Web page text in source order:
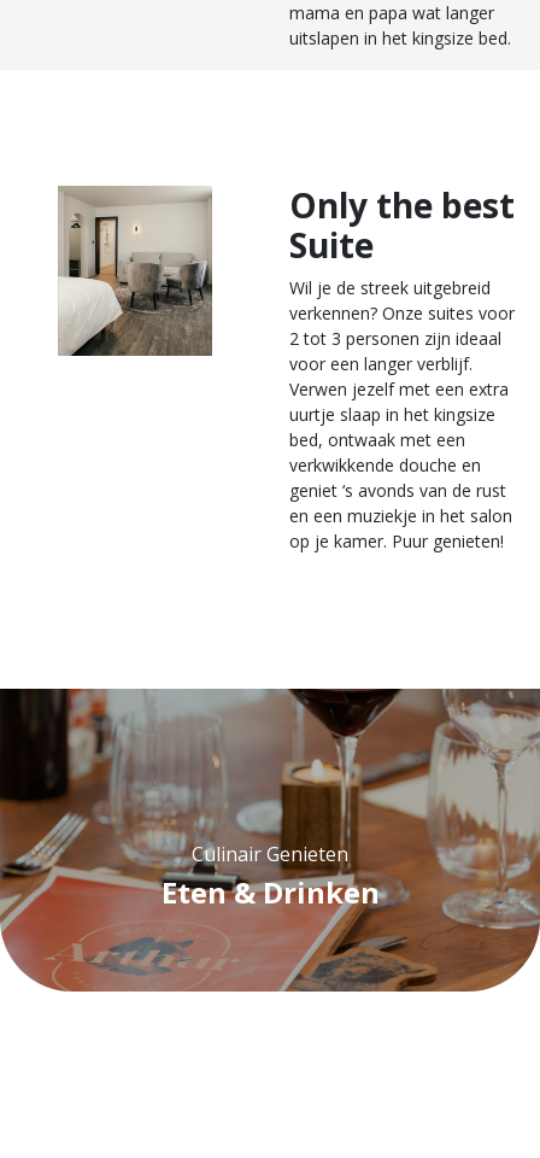
mama en papa wat langer
uitslapen in het kingsize bed.
Only the best
Suite
Wil je de streek uitgebreid
verkennen? Onze suites voor
2 tot 3 personen zijn ideaal
voor een langer verblijf.
Verwen jezelf met een extra
uurtje slaap in het kingsize
bed, ontwaak met een
verkwikkende douche en
geniet ‘s avonds van de rust
en een muziekje in het salon
op je kamer. Puur genieten!
Culinair Genieten
Eten & Drinken